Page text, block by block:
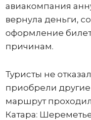
авиакомпания
вернула деньги,
оформление
причинам.
Туристы не
приобрели другие
маршрут
Катара: